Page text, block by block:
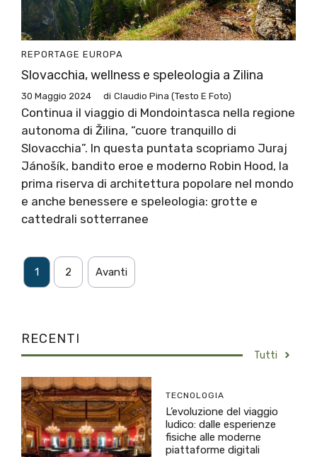
REPORTAGE EUROPA
Slovacchia, wellness e speleologia a Zilina
30 Maggio 2024 di Claudio Pina (testo E Foto)
Continua il viaggio di Mondointasca nella regione
autonoma di Žilina, “cuore tranquillo di
Slovacchia”. In questa puntata scopriamo Juraj
Jánošík, bandito eroe e moderno Robin Hood, la
prima riserva di architettura popolare nel mondo
e anche benessere e speleologia: grotte e
cattedrali sotterranee
1 2 Avanti
RECENTI
Tutti
TECNOLOGIA
L’evoluzione del viaggio
ludico: dalle esperienze
fisiche alle moderne
piattaforme digitali